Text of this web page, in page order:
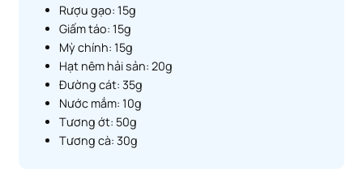
Rượu gạo: 15g
Giấm táo: 15g
Mỳ chính: 15g
Hạt nêm hải sản: 20g
Đường cát: 35g
Nước mắm: 10g
Tương ớt: 50g
Tương cà: 30g